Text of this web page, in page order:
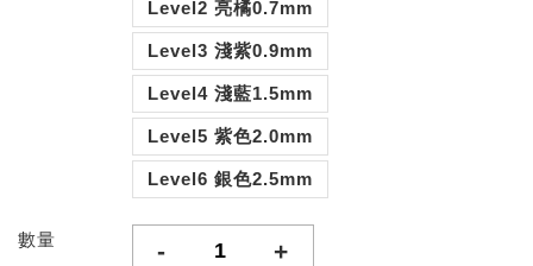
Level2 亮橘0.7mm
Level3 淺紫0.9mm
Level4 淺藍1.5mm
Level5 紫色2.0mm
Level6 銀色2.5mm
數量 - +